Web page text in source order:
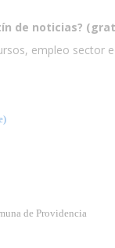
de noticias?
empleo sector
de Providencia